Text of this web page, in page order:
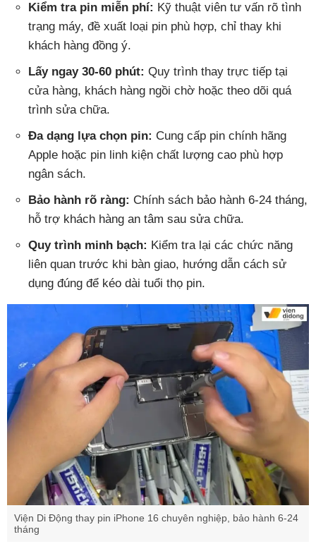
Kiểm tra pin miễn phí: Kỹ thuật viên tư vấn rõ tình
trạng máy, đề xuất loại pin phù hợp, chỉ thay khi
khách hàng đồng ý.
Lấy ngay 30-60 phút: Quy trình thay trực tiếp tại
cửa hàng, khách hàng ngồi chờ hoặc theo dõi quá
trình sửa chữa.
Đa dạng lựa chọn pin: Cung cấp pin chính hãng
Apple hoặc pin linh kiện chất lượng cao phù hợp
ngân sách.
Bảo hành rõ ràng: Chính sách bảo hành 6-24 tháng,
hỗ trợ khách hàng an tâm sau sửa chữa.
Quy trình minh bạch: Kiểm tra lại các chức năng
liên quan trước khi bàn giao, hướng dẫn cách sử
dụng đúng để kéo dài tuổi thọ pin.
Viện Di Động thay pin iPhone 16 chuyên nghiệp, bảo hành 6-24
tháng